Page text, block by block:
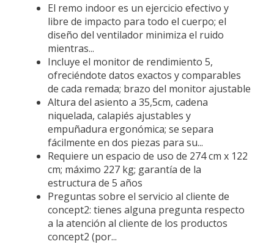
El remo indoor es un ejercicio efectivo y
libre de impacto para todo el cuerpo; el
diseño del ventilador minimiza el ruido
mientras...
Incluye el monitor de rendimiento 5,
ofreciéndote datos exactos y comparables
de cada remada; brazo del monitor ajustable
Altura del asiento a 35,5cm, cadena
niquelada, calapiés ajustables y
empuñadura ergonómica; se separa
fácilmente en dos piezas para su...
Requiere un espacio de uso de 274 cm x 122
cm; máximo 227 kg; garantía de la
estructura de 5 años
Preguntas sobre el servicio al cliente de
concept2: tienes alguna pregunta respecto
a la atención al cliente de los productos
concept2 (por...